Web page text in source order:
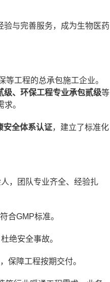
与完善服务，成为生物医药
工程的总承包施工企业。
级、环保工程专业承包贰级等
。
安全体系认证，建立了标准化
，团队专业齐全、经验扎
合GMP标准。
绝安全事故。
保障工程按期交付。